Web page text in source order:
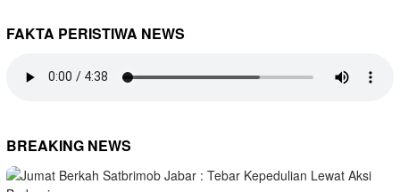
FAKTA PERISTIWA NEWS
BREAKING NEWS